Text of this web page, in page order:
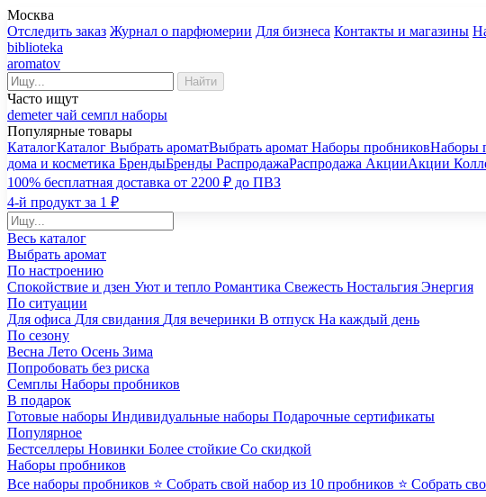
Москва
Отследить заказ Журнал о парфюмерии Для бизнеса Контакты и магазины
biblioteka
aromatov
Найти
Часто ищут
demeterчай семпл наборы
Популярные товары
КаталогКаталог Выбрать ароматВыбрать аромат Наборы пробниковНаборы
дома и косметика БрендыБренды РаспродажаРаспродажа АкцииАкции
100% бесплатная доставка от 2200 ₽ до ПВЗ
4-й продукт за 1 ₽
Весь каталог
Выбрать аромат
По настроению
Спокойствие и дзен Уют и тепло Романтика Свежесть Ностальгия Энергия
По ситуации
Для офиса Для свидания Для вечеринки В отпуск На каждый день
По сезону
Весна Лето Осень Зима
Попробовать без риска
Семплы Наборы пробников
В подарок
Готовые наборы Индивидуальные наборы Подарочные сертификаты
Популярное
Бестселлеры Новинки Более стойкие Со скидкой
Наборы пробников
Все наборы пробников ⭐ Собрать свой набор из 10 пробников ⭐ Собрать